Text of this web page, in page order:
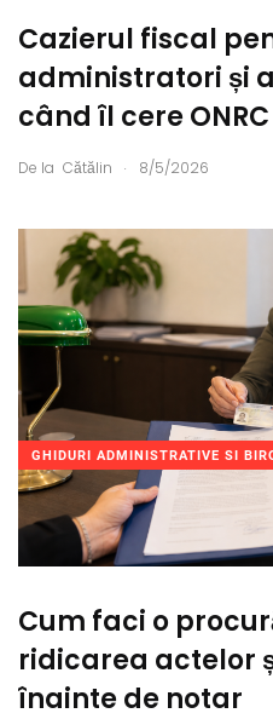
Cazierul fiscal
administratori și
când îl cere
De la Cătălin . 8/5/2026
GHIDURI ADMINISTRATIVE SI
Cum faci o
ridicarea actelor
înainte de notar